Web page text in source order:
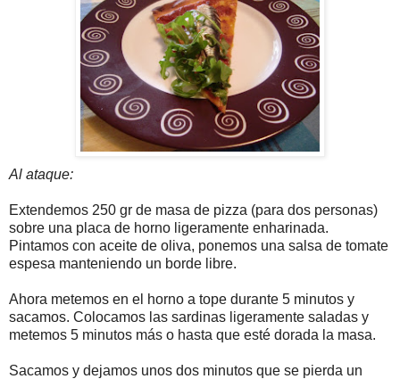
Al ataque:
Extendemos 250 gr de masa de pizza (para dos personas)
sobre una placa de horno ligeramente enharinada.
Pintamos con aceite de oliva, ponemos una salsa de tomate
espesa manteniendo un borde libre.
Ahora metemos en el horno a tope durante 5 minutos y
sacamos. Colocamos las sardinas ligeramente saladas y
metemos 5 minutos más o hasta que esté dorada la masa.
Sacamos y dejamos unos dos minutos que se pierda un